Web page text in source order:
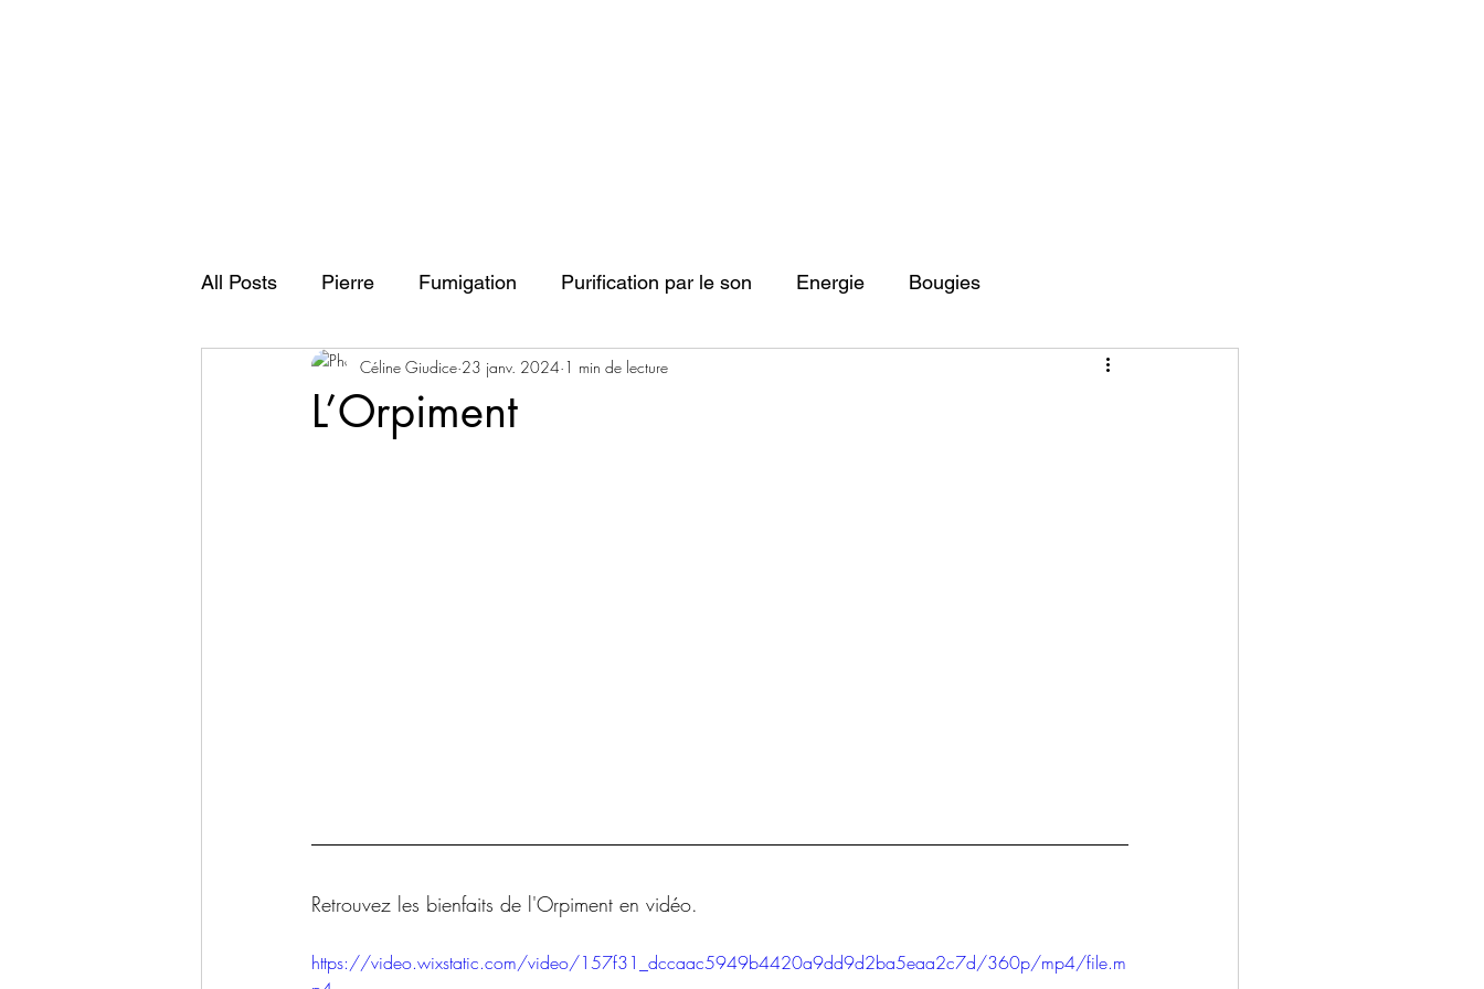
All Posts Pierre Fumigation Purification par le son Energie Bougies
symbolique des animaux
L’Orpiment
Céline Giudice 23 janv. 2024 1 min de lecture
Retrouvez les bienfaits de l'Orpiment en vidéo.
https://video.wixstatic.com/video/157f31_dccaac5949b4420a9dd9d2ba5eaa2c7d/360p/mp4/file.m